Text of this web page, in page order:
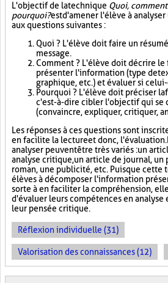
L'objectif de la technique Quoi,
pourquoi?est d'amener l'élève à
aux questions suivantes :
Quoi ? L'élève doit faire un
message.
Comment ? L'élève doit décrire
présenter l'information (type de
graphique, etc.) et évaluer si
Pourquoi ? L'élève doit préciser la
c'est-à-dire cibler l'objectif qui se
(convaincre, expliquer, critiquer,
Les réponses à ces questions sont
en facilite la lecture et donc, l'évaluation.
analyser peuvent être très variés : un
analyse critique, un article de journal, un
roman, une publicité, etc. Puisque cette
élèves à décomposer l'information
sorte à en faciliter la compréhension,
d'évaluer leurs compétences en
leur pensée critique.
Réflexion individuelle (31)
Valorisation des connaissances (12)